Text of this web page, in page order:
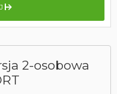
2-osobowa